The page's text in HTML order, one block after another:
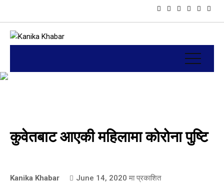
कुवेतबाट आएकी महिलामा कोरोना पुष्टि
Kanika Khabar June 14, 2020 मा प्रकाशित